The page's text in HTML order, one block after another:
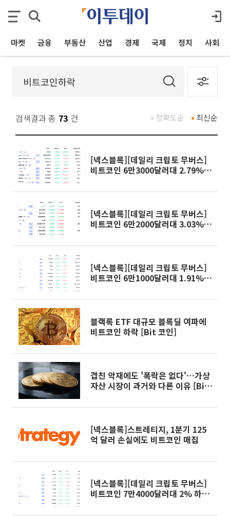
마켓 금융 부동산 산업 경제 국제 정치 사회
검색결과 총 73 건 최신순
정확도순
[넥스블록][데일리 크립토 무버스]
비트코인 6만3000달러대 2.79%
[넥스블록][데일리 크립토 무버스]
비트코인 6만2000달러대 3.03%
[넥스블록][데일리 크립토 무버스]
비트코인 6만1000달러대 1.91%
블랙록 ETF 대규모 블록딜 여파에
비트코인 하락 [Bit 코인]
겹친 악재에도 '폭락은 없다'…가상
자산 시장이 과거와 다른 이유 [Bit
[넥스블록]스트레티지, 1분기 125
억 달러 손실에도 비트코인 매집
[넥스블록][데일리 크립토 무버스]
비트코인 7만4000달러대 2% 하